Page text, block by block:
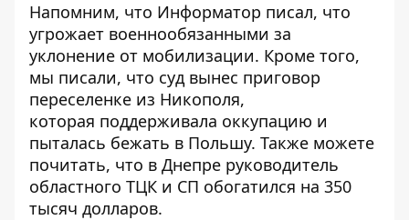
Напомним, что Информатор писал, что
угрожает военнообязанными за
уклонение от мобилизации. Кроме того,
мы писали, что суд вынес приговор
переселенке из Никополя,
которая поддерживала оккупацию и
пыталась бежать в Польшу. Также можете
почитать, что в Днепре руководитель
областного ТЦК и СП обогатился на 350
тысяч долларов.